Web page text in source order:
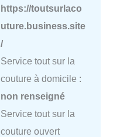
https://toutsurlaco
uture.business.site
/
Service tout sur la
couture à domicile :
non renseigné
Service tout sur la
couture ouvert